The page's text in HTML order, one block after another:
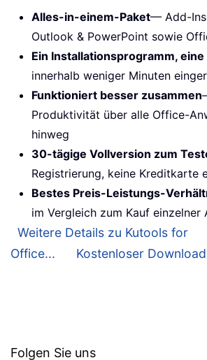
Alles-in-einem-Paket— Add-Ins
Outlook & PowerPoint sowie
Ein Installationsprogramm, eine
innerhalb weniger Minuten
Funktioniert besser zusammen
Produktivität über alle Office-
hinweg
30-tägige Vollversion zum
Registrierung, keine Kreditkarte
Bestes Preis-Leistungs-
im Vergleich zum Kauf einzelner
Weitere Details zu Kutools for
Office...
Kostenloser
Folgen Sie uns